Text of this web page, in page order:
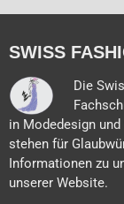
SWISS
Die
in Modedesign
stehen für
Informationen zu
unserer Website.